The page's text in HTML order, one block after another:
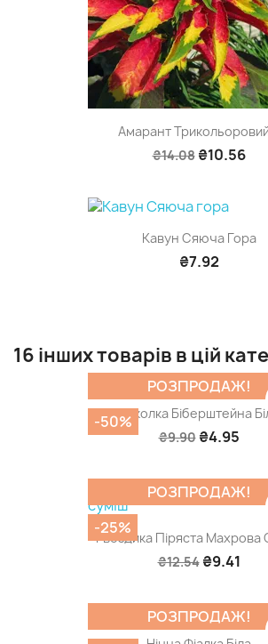
Амарант
₴14.08 ₴10.56
Кавун Сяюча Гора
₴7.92
16 інших товарів в цій
Ясколка Біберштейна
₴9.90 ₴4.95
РОЗПРОДАЖ!
-50%
Гвоздика Піряста Махрова
₴12.54 ₴9.41
РОЗПРОДАЖ!
-25%
РОЗПРОДАЖ!